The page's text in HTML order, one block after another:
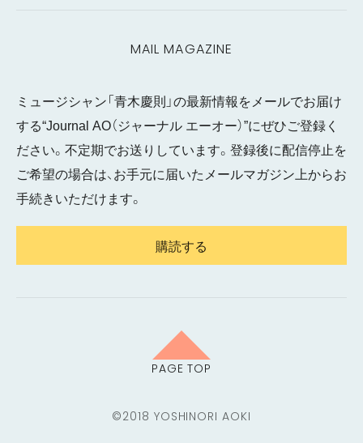
MAIL MAGAZINE
ミュージシャン「青木慶則」の最新情報をメールでお届け
する“Journal AO（ジャーナル エーオー）”にぜひご登録く
ださい。不定期でお送りしています。登録後に配信停止を
ご希望の場合は、お手元に届いたメールマガジン上からお
手続きいただけます。
購読する
PAGE TOP
©2018 YOSHINORI AOKI